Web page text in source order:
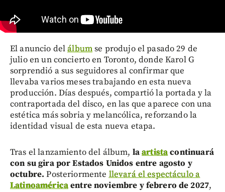
El anuncio delálbumse produjo el pasado 29 de
julio en un concierto en Toronto, donde Karol G
sorprendió a sus seguidores al confirmar que
llevaba varios meses trabajando en esta nueva
producción. Días después, compartió la portada y la
contraportada del disco, en las que aparece con una
estética más sobria y melancólica, reforzando la
identidad visual de esta nueva etapa.
Tras el lanzamiento del álbum, laartistacontinuará
con su gira por Estados Unidos entre agosto y
octubre. Posteriormente llevará el espectáculo a
Latinoaméricaentre noviembre y febrero de 2027,